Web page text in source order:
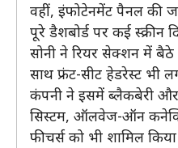
वहीं, इंफोटेनमेंट पैनल की
पूरे डैशबोर्ड पर कई स्क्रीन
सोनी ने रियर सेक्शन में बैठे
साथ फ्रंट-सीट हेडरेस्ट भी
कंपनी ने इसमें ब्लैकबेरी और
सिस्टम, ऑलवेज-ऑन
फीचर्स को भी शामिल